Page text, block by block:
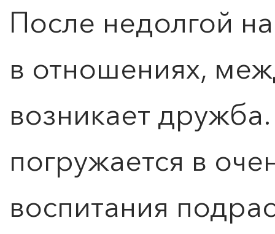
После недолгой
в отношениях,
возникает
погружается в
воспитания